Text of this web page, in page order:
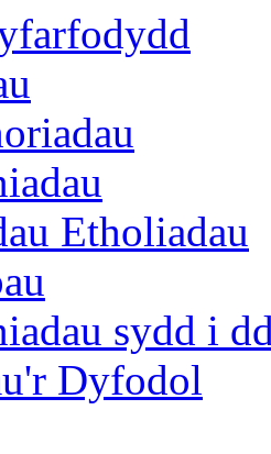
Etholiadau
sydd i
Dyfodol